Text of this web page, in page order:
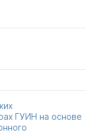
ГУИН на основе